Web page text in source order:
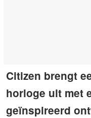
Citizen brengt
horloge uit met
geïnspireerd